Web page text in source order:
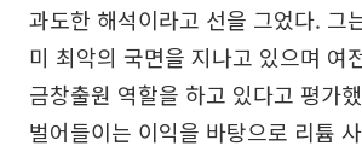
과도한 해석이라고 선을 그었다. 그
미 최악의 국면을 지나고 있으며 여
금창출원 역할을 하고 있다고 평가
벌어들이는 이익을 바탕으로 리튬